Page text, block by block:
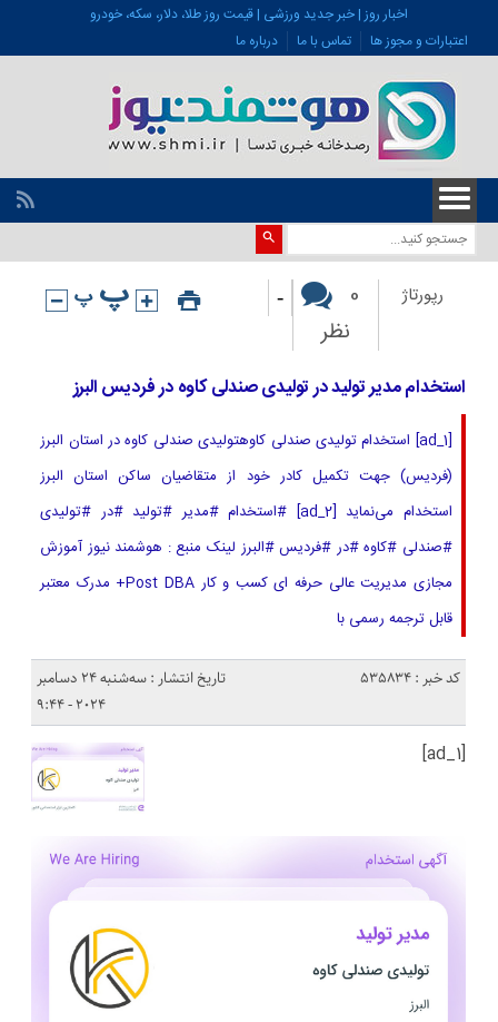
اخبار روز | خبر جدید ورزشی | قیمت روز طلا، دلار، سکه، خودرو
اعتبارات و مجوز ها
تماس با ما درباره ما
رپورتاژ
0
نظر
-
استخدام مدیر تولید در تولیدی صندلی کاوه در فردیس البرز
[ad_1] استخدام تولیدی صندلی کاوهتولیدی صندلی کاوه در استان البرز
(فردیس) جهت تکمیل کادر خود از متقاضیان ساکن استان البرز
استخدام می‌نماید [ad_2] #استخدام #مدیر #تولید #در #تولیدی
#صندلی #کاوه #در #فردیس #البرز لینک منبع : هوشمند نیوز آموزش
مجازی مدیریت عالی حرفه ای کسب و کار Post DBA+ مدرک معتبر
قابل ترجمه رسمی با
کد خبر : 535834
تاریخ انتشار : سه‌شنبه 24 دسامبر
2024 - 9:44
[ad_1]